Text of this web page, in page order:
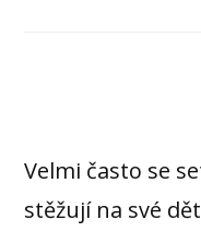
Velmi často se
stěžují na své